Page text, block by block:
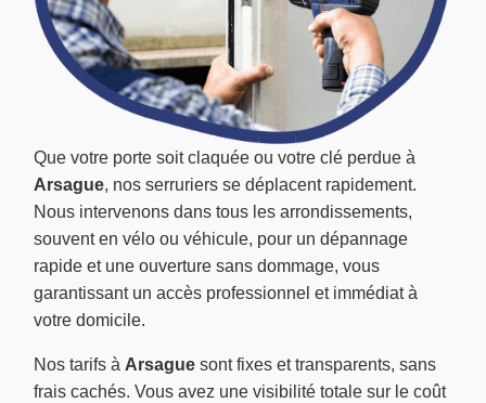
Que votre porte soit claquée ou votre clé perdue à
Arsague, nos serruriers se déplacent rapidement.
Nous intervenons dans tous les arrondissements,
souvent en vélo ou véhicule, pour un dépannage
rapide et une ouverture sans dommage, vous
garantissant un accès professionnel et immédiat à
votre domicile.
Nos tarifs à Arsague sont fixes et transparents, sans
frais cachés. Vous avez une visibilité totale sur le coût